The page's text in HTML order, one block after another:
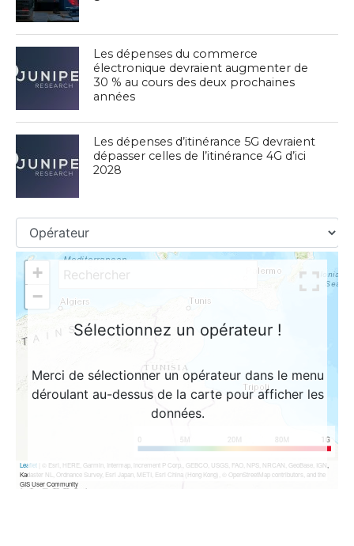
Les dépenses du commerce
électronique devraient augmenter de
30 % au cours des deux prochaines
années
Les dépenses d’itinérance 5G devraient
dépasser celles de l’itinérance 4G d’ici
2028